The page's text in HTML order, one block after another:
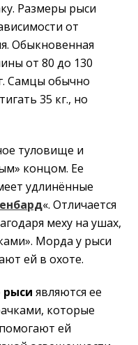
Размеры рыси
от
Обыкновенная
от 80 до 130
Самцы обычно
35 кг., но
туловище и
концом. Ее
удлинённые
«. Отличается
меху на ушах,
Морда у рыси
ей в охоте.
рыси являются ее
которые
ей